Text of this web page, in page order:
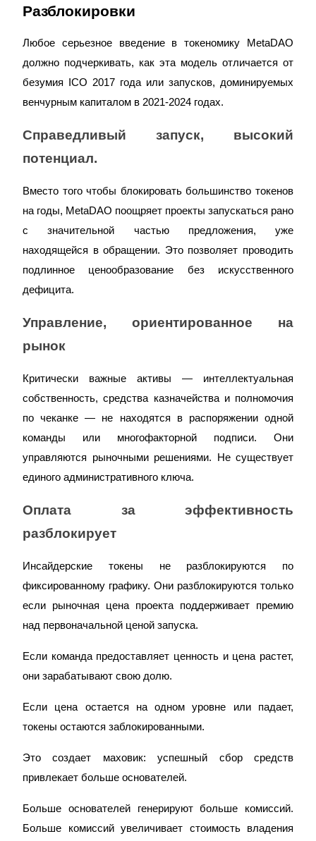
ЛогинЗарегистрироваться
награда
Разблокировки
Любое серьезное введение в токеномику MetaDAO
должно подчеркивать, как эта модель отличается от
безумия ICO 2017 года или запусков, доминируемых
венчурным капиталом в 2021-2024 годах.
Справедливый запуск, высокий
потенциал.
Вместо того чтобы блокировать большинство токенов
на годы, MetaDAO поощряет проекты запускаться рано
с значительной частью предложения, уже
находящейся в обращении. Это позволяет проводить
подлинное ценообразование без искусственного
дефицита.
Управление, ориентированное на
рынок
Критически важные активы — интеллектуальная
собственность, средства казначейства и полномочия
по чеканке — не находятся в распоряжении одной
команды или многофакторной подписи. Они
управляются рыночными решениями. Не существует
единого административного ключа.
Оплата за эффективность
разблокирует
Инсайдерские токены не разблокируются по
фиксированному графику. Они разблокируются только
если рыночная цена проекта поддерживает премию
над первоначальной ценой запуска.
Если команда предоставляет ценность и цена растет,
они зарабатывают свою долю.
Если цена остается на одном уровне или падает,
токены остаются заблокированными.
Это создает маховик: успешный сбор средств
привлекает больше основателей.
Больше основателей генерируют больше комиссий.
Больше комиссий увеличивает стоимость владения